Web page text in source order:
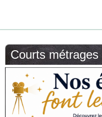
Courts métrages